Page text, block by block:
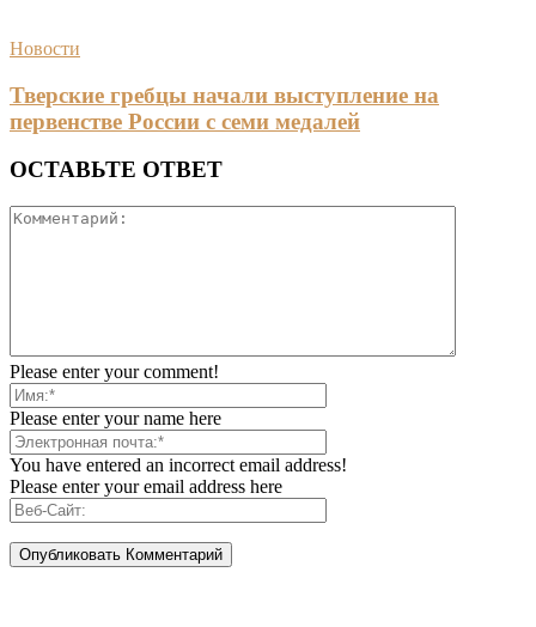
Новости
Тверские гребцы начали выступление на
первенстве России с семи медалей
ОСТАВЬТЕ ОТВЕТ
Please enter your comment!
Please enter your name here
You have entered an incorrect email address!
Please enter your email address here